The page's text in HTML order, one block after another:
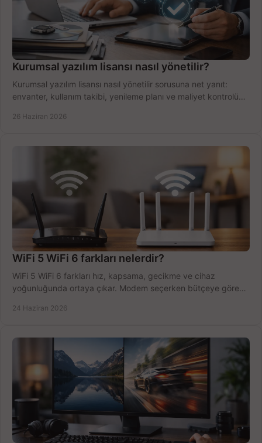
Kurumsal yazılım lisansı nasıl yönetilir?
Kurumsal yazılım lisansı nasıl yönetilir sorusuna net yanıt:
envanter, kullanım takibi, yenileme planı ve maliyet kontrolü
26 Haziran 2026
WiFi 5 WiFi 6 farkları nelerdir?
WiFi 5 WiFi 6 farkları hız, kapsama, gecikme ve cihaz
yoğunluğunda ortaya çıkar. Modem seçerken bütçeye göre
24 Haziran 2026